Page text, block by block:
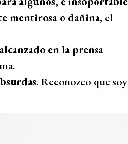
mentirosa o dañina, el
en la prensa
. Reconozco que soy